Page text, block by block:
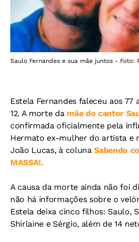
Saulo Fernandes e sua mãe juntos - Foto:
Estela Fernandes faleceu aos 77
12. A morte da mãe do cantor
confirmada oficialmente pela
Hermato ex-mulher do artista e
João Lucas, à colunaSabendo
MASSA!.
A causa da morte ainda não foi
não há informações sobre o
Estela deixa cinco filhos: Saulo,
Shirlaine e Sérgio, além de 14